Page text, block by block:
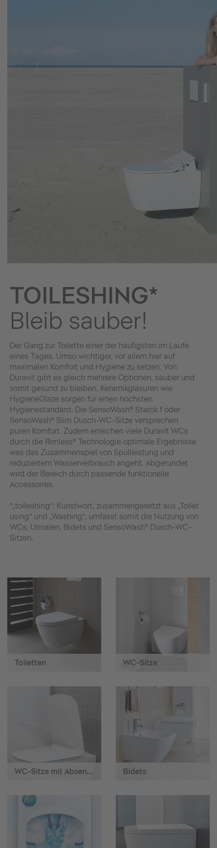
TOILESHING*
Bleib sauber!
Der Gang zur Toilette einer der häufigsten im Laufe
eines Tages. Umso wichtiger, vor allem hier auf
maximalen Komfort und Hygiene zu setzen. Von
Duravit gibt es gleich mehrere Optionen, sauber und
somit gesund zu bleiben. Keramikglasuren wie
HygieneGlaze sorgen für einen höchsten
Hygienestandard. Die SensoWash® Starck f oder
SensoWash® Slim Dusch-WC-Sitze versprechen
puren Komfort. Zudem erreichen viele Duravit WCs
durch die Rimless® Technologie optimale Ergebnisse
was das Zusammenspiel von Spülleistung und
reduziertem Wasserverbrauch angeht. Abgerundet
wird der Bereich durch passende funktionelle
Accessoires.
*„toileshing“: Kunstwort, zusammengesetzt aus „Toilet
using“ und „Washing“, umfasst somit die Nutzung von
WCs, Urinalen, Bidets und SensoWash® Dusch-WC-
Sitzen.
Toiletten WC-Sitze
WC-Sitze mit Absenkautomatik Bidets